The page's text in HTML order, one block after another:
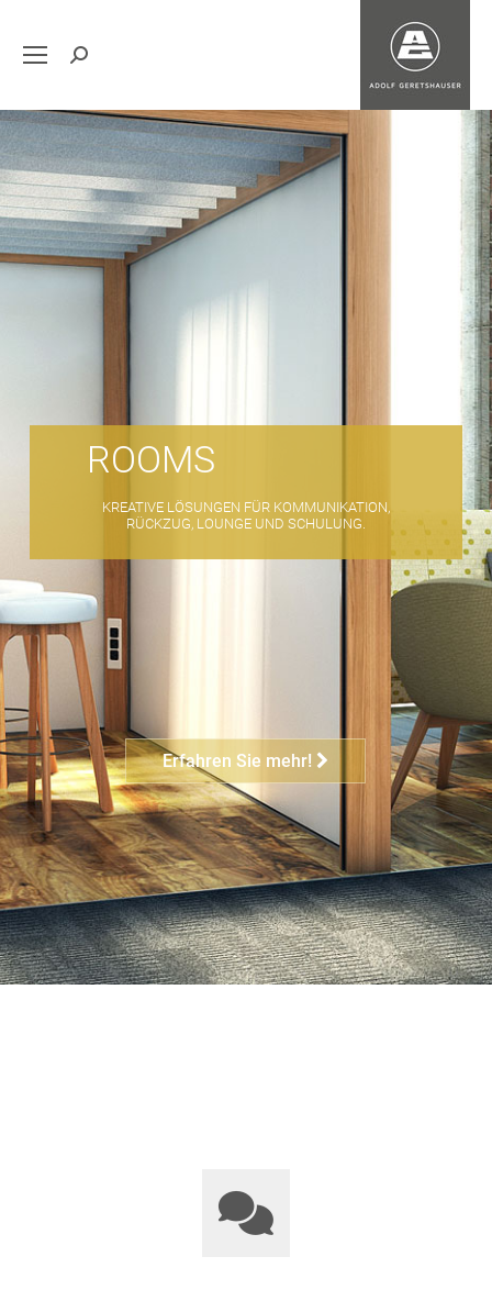
Search:
ROOMS
KREATIVE LÖSUNGEN FÜR KOMMUNIKATION,
RÜCKZUG, LOUNGE UND SCHULUNG.
Erfahren Sie mehr!